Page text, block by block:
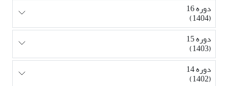
دوره 16
(1404)
دوره 15
(1403)
دوره 14
(1402)